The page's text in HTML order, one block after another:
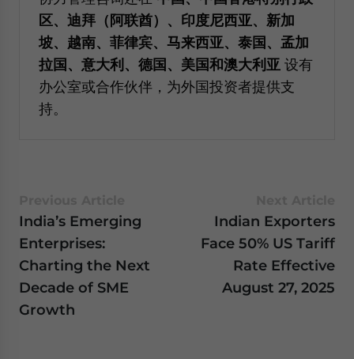
区、迪拜（阿联酋）、印度尼西亚、新加
坡、越南、菲律宾、马来西亚、泰国、孟加
拉国、意大利、德国、美国和澳大利亚 设有
办公室或合作伙伴，为外国投资者提供支
持。
India’s Emerging
Enterprises:
Charting the Next
Decade of SME
Growth
Indian Exporters
Face 50% US Tariff
Rate Effective
August 27, 2025